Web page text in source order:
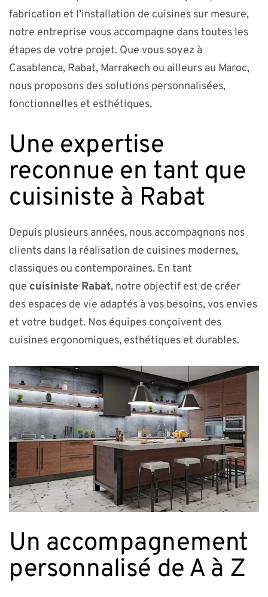
fabrication et l’installation de cuisines sur mesure,
notre entreprise vous accompagne dans toutes les
étapes de votre projet. Que vous soyez à
Casablanca, Rabat, Marrakech ou ailleurs au Maroc,
nous proposons des solutions personnalisées,
fonctionnelles et esthétiques.
Une expertise
reconnue en tant que
cuisiniste à Rabat
Depuis plusieurs années, nous accompagnons nos
clients dans la réalisation de cuisines modernes,
classiques ou contemporaines. En tant
que cuisiniste Rabat, notre objectif est de créer
des espaces de vie adaptés à vos besoins, vos envies
et votre budget. Nos équipes conçoivent des
cuisines ergonomiques, esthétiques et durables.
Un accompagnement
personnalisé de A à Z